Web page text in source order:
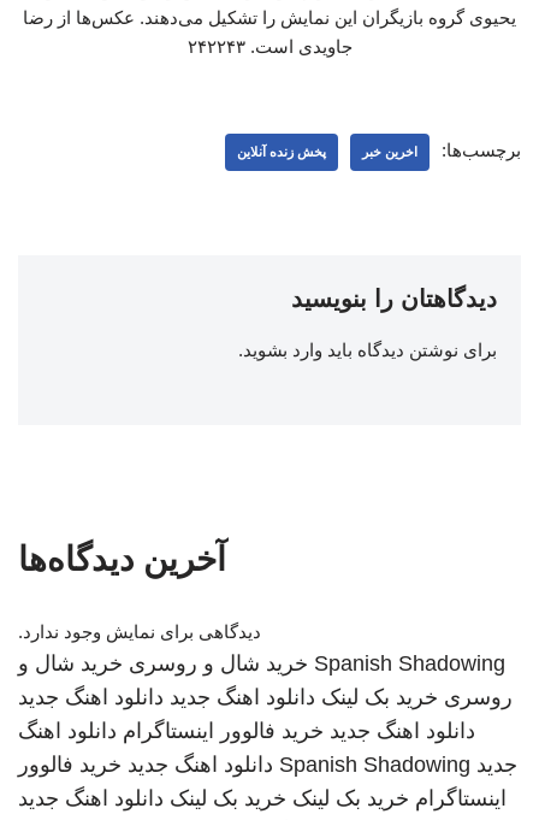
‌یحیوی گروه بازیگران این نمایش را تشکیل می‌دهند. عکس‌ها از رضا
جاویدی است. ۲۴۲۲۴۳
برچسب‌ها: اخرین خبر پخش زنده آنلاین
دیدگاهتان را بنویسید
برای نوشتن دیدگاه باید وارد بشوید.
آخرین دیدگاه‌ها
دیدگاهی برای نمایش وجود ندارد.
Spanish Shadowing خرید شال و روسری خرید شال و
روسری خرید بک لینک دانلود اهنگ جدید دانلود اهنگ جدید
دانلود اهنگ جدید خرید فالوور اینستاگرام دانلود اهنگ
جدید Spanish Shadowing دانلود اهنگ جدید خرید فالوور
اینستاگرام خرید بک لینک خرید بک لینک دانلود اهنگ جدید